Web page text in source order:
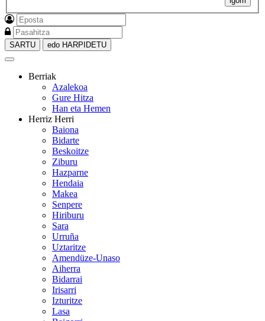
SARTU edo HARPIDETU
Berriak
Azalekoa
Gure Hitza
Han eta Hemen
Herriz Herri
Baiona
Bidarte
Beskoitze
Ziburu
Hazparne
Hendaia
Makea
Senpere
Hiriburu
Sara
Urruña
Uztaritze
Amendüze-Unaso
Aiherra
Bidarrai
Irisarri
Izturitze
Lasa